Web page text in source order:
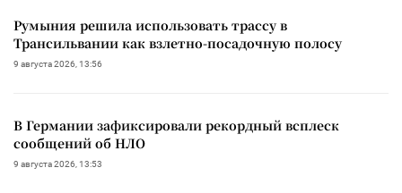
Румыния решила использовать трассу в
Трансильвании как взлетно-посадочную полосу
9 августа 2026, 13:56
В Германии зафиксировали рекордный всплеск
сообщений об НЛО
9 августа 2026, 13:53